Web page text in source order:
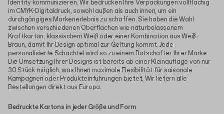
Identity kommunizieren. Wir bedrucken Ihre Verpackungen vollflächig
im CMYK-Digitaldruck, sowohl außen als auch innen, um ein
durchgängiges Markenerlebnis zu schaffen. Sie haben die Wahl
zwischen verschiedenen Oberflächen wie naturbelassenem
Kraftkarton, klassischem Weiß oder einer Kombination aus Weiß-
Braun, damit Ihr Design optimal zur Geltung kommt. Jede
personalisierte Schachtel wird so zu einem Botschafter Ihrer Marke.
Die Umsetzung Ihrer Designs ist bereits ab einer Kleinauflage von nur
30 Stück möglich, was Ihnen maximale Flexibilität für saisonale
Kampagnen oder Produkteinführungen bietet. Wir liefern alle
Bestellungen direkt aus Europa.
Bedruckte Kartons in jeder Größe und Form